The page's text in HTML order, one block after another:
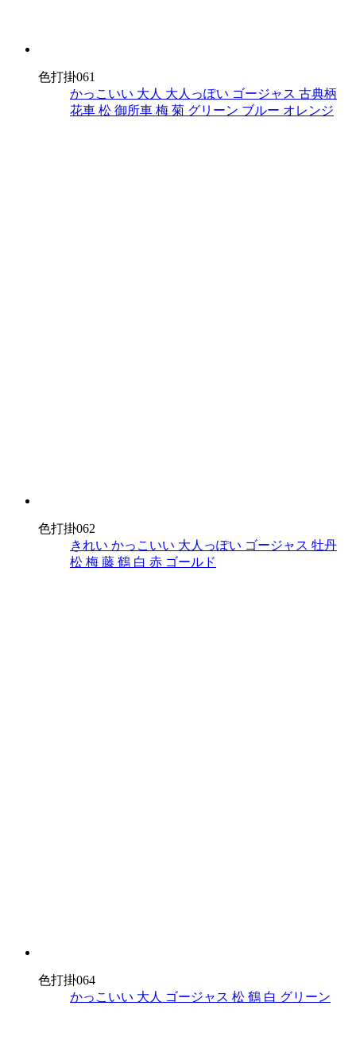
色打掛061
かっこいい 大人 大人っぽい ゴージャス 古典柄
花車 松 御所車 梅 菊 グリーン ブルー オレンジ
色打掛062
きれい かっこいい 大人っぽい ゴージャス 牡丹
松 梅 藤 鶴 白 赤 ゴールド
色打掛064
かっこいい 大人 ゴージャス 松 鶴 白 グリーン